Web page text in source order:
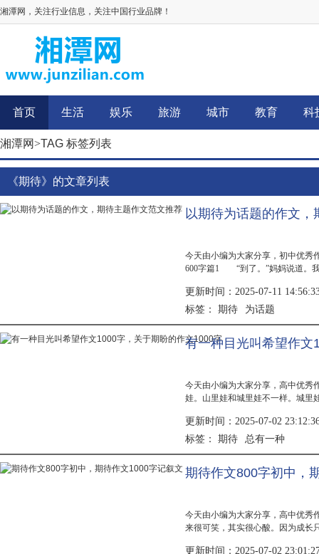
湘潭网，关注行业信息，关注中国行业品牌！
首页 生活 娱乐 旅游 城市 教育 科
湘潭网>TAG 标签列表
《期待》的文章列表
以期待为话题的作文，
今天由小编为大家分享，初中优
600字篇1 “到了。”妈妈说道。我
更新时间：2025-07-11
标签： 期待 为话题
有一种目光叫希望作文
今天由小编为大家分享，高中优秀
娃。山里娃和城里娃不一样。城里
城里娃，...
更新时间：2025-07-02
标签： 期待 总有一种
期待作文800字初中，
今天由小编为大家分享，高中优秀
来很可笑，其实很心酸。因为成长
更新时间：2025-07-02